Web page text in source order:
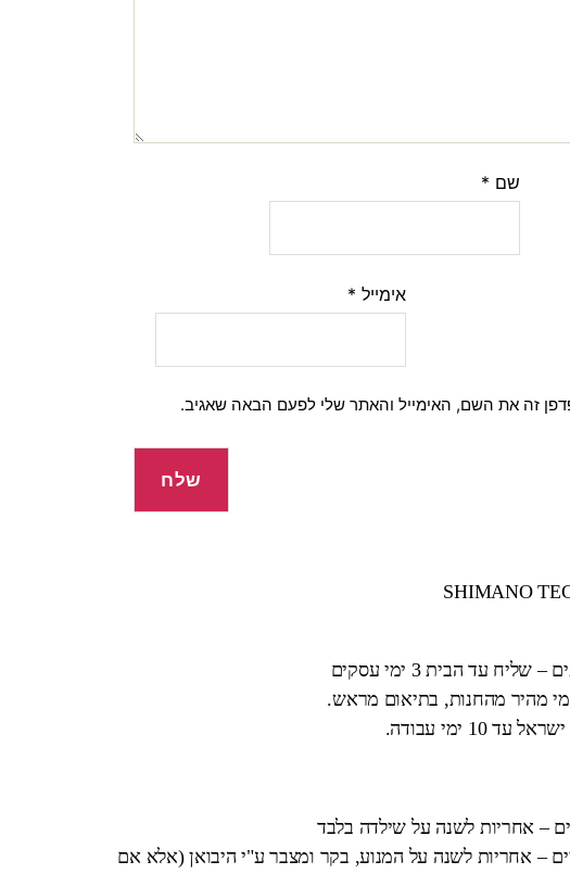
שם *
אימייל *
זה את השם, האימייל והאתר שלי לפעם הבאה שאגיב.
שליח עד הבית 3 ימי עסקים
מהיר מהחנות, בתיאום מראש.
10 ימי עבודה.
– אחריות לשנה על שילדה בלבד
– אחריות לשנה על המנוע, בקר ומצבר ע"י היבואן (אלא אם